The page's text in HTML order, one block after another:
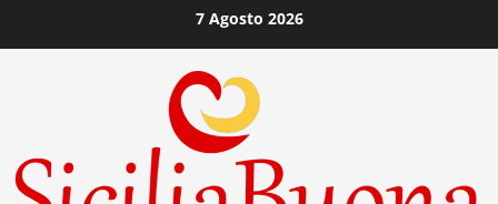
al
7 Agosto 2026